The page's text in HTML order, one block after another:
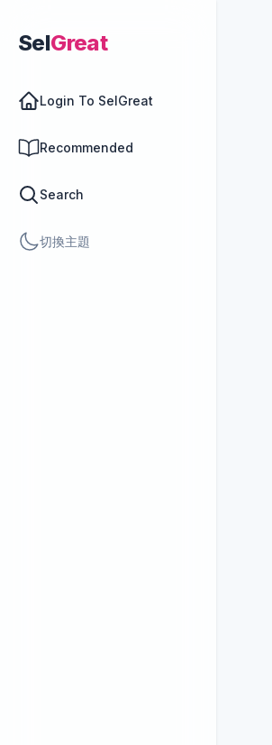
SelGreat
Login To SelGreat
Recommended
Search
切換主題